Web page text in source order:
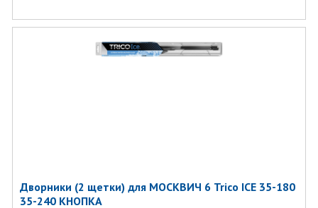
Дворники (2 щетки) для МОСКВИЧ 6 Trico ICE 35-180
35-240 КНОПКА